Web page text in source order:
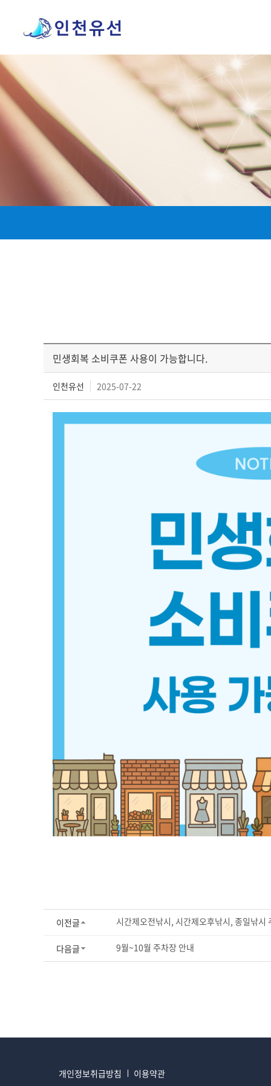
민생회복 소비쿠폰 사용이 가능합니다.
인천유선 2025-07-22
이전글 시간제오전낚시, 시간제오후낚시, 종일낚시
다음글 9월~10월 주차장 안내
개인정보취급방침 이용약관